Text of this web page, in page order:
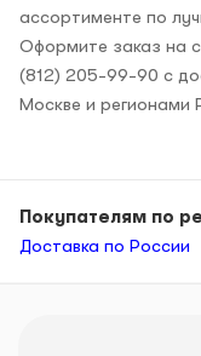
ассортименте по
Оформите заказ на
(812) 205-99-90 с
Москве и регионами
Покупателям по
Доставка по России